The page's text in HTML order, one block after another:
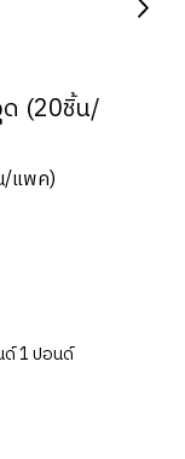
(20ชิ้น/
/แพค)
1 ปอนด์